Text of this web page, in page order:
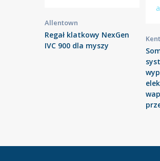
Allentown
Regał klatkowy NexGen
IVC 900 dla myszy